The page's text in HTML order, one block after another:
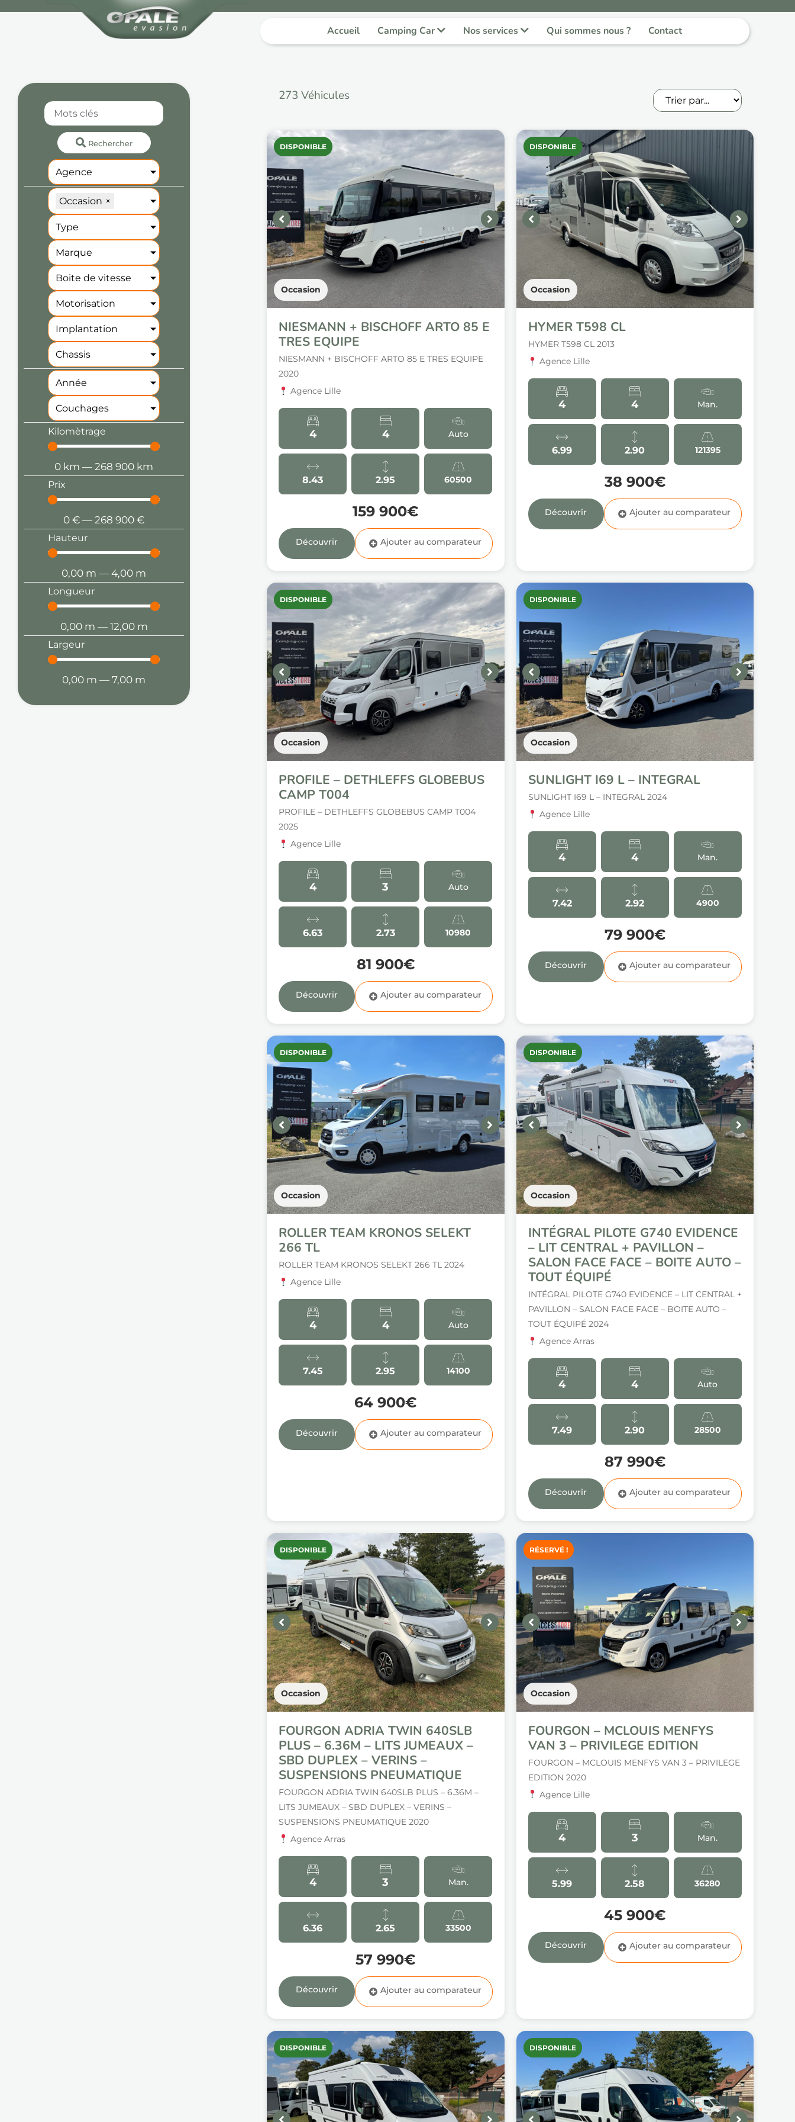
Accueil Camping Car Nos services Qui sommes nous ? Contact
Rechercher
Agence
Occasion ×
Type
Marque
Boite de vitesse
Motorisation
Implantation
Chassis
Année
Couchages
Kilomètrage
0 km — 268 900 km
Prix
0 € — 268 900 €
Hauteur
0,00 m — 4,00 m
Longueur
0,00 m — 12,00 m
Largeur
0,00 m — 7,00 m
273 Véhicules
Occasion
DISPONIBLE
NIESMANN + BISCHOFF ARTO 85 E
TRES EQUIPE
NIESMANN + BISCHOFF ARTO 85 E TRES EQUIPE
2020
Agence Lille
4 4 Auto
8.43 2.95 60500
159 900€
Découvrir
Occasion
DISPONIBLE
HYMER T598 CL
HYMER T598 CL 2013
Agence Lille
4 4 Man.
6.99 2.90 121395
38 900€
Découvrir
Occasion
DISPONIBLE
PROFILE – DETHLEFFS GLOBEBUS
CAMP T004
PROFILE – DETHLEFFS GLOBEBUS CAMP T004
2025
Agence Lille
4 3 Auto
6.63 2.73 10980
81 900€
Découvrir
Occasion
DISPONIBLE
SUNLIGHT I69 L – INTEGRAL
SUNLIGHT I69 L – INTEGRAL 2024
Agence Lille
4 4 Man.
7.42 2.92 4900
79 900€
Découvrir
Occasion
DISPONIBLE
ROLLER TEAM KRONOS SELEKT
266 TL
ROLLER TEAM KRONOS SELEKT 266 TL 2024
Agence Lille
4 4 Auto
7.45 2.95 14100
64 900€
Découvrir
Occasion
DISPONIBLE
INTÉGRAL PILOTE G740 EVIDENCE
– LIT CENTRAL + PAVILLON –
SALON FACE FACE – BOITE AUTO –
TOUT ÉQUIPÉ
INTÉGRAL PILOTE G740 EVIDENCE – LIT CENTRAL +
PAVILLON – SALON FACE FACE – BOITE AUTO –
TOUT ÉQUIPÉ 2024
Agence Arras
4 4 Auto
7.49 2.90 28500
87 990€
Découvrir
Occasion
DISPONIBLE
FOURGON ADRIA TWIN 640SLB
PLUS – 6.36M – LITS JUMEAUX –
SBD DUPLEX – VERINS –
SUSPENSIONS PNEUMATIQUE
FOURGON ADRIA TWIN 640SLB PLUS – 6.36M –
LITS JUMEAUX – SBD DUPLEX – VERINS –
SUSPENSIONS PNEUMATIQUE 2020
Agence Arras
4 3 Man.
6.36 2.65 33500
57 990€
Découvrir
Occasion
RÉSERVÉ !
FOURGON – MCLOUIS MENFYS
VAN 3 – PRIVILEGE EDITION
FOURGON – MCLOUIS MENFYS VAN 3 – PRIVILEGE
EDITION 2020
Agence Lille
4 3 Man.
5.99 2.58 36280
45 900€
Découvrir
DISPONIBLE DISPONIBLE